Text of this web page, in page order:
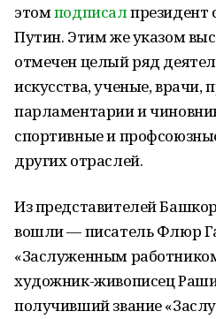
этомподписалпрезидент
Путин. Этим же указом
отмечен целый ряд
искусства, ученые, врачи,
парламентарии и
спортивные и
других отраслей.
Из представителей
вошли — писатель Флюр
«Заслуженным
художник-живописец
получивший звание